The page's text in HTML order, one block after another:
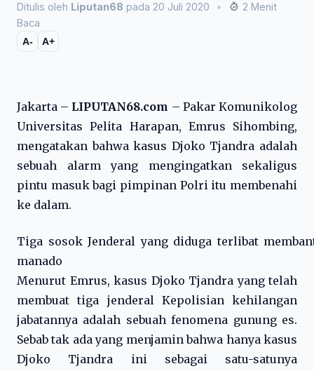
Ditulis oleh Liputan68 pada 20 Juli 2020 •
2 Menit
Baca
A- A+
Jakarta – LIPUTAN68.com – Pakar Komunikolog
Universitas Pelita Harapan, Emrus Sihombing,
mengatakan bahwa kasus Djoko Tjandra adalah
sebuah alarm yang mengingatkan sekaligus
pintu masuk bagi pimpinan Polri itu membenahi
ke dalam.
Tiga sosok Jenderal yang diduga terlibat
manado
Menurut Emrus, kasus Djoko Tjandra yang telah
membuat tiga jenderal Kepolisian kehilangan
jabatannya adalah sebuah fenomena gunung es.
Sebab tak ada yang menjamin bahwa hanya kasus
Djoko Tjandra ini sebagai satu-satunya